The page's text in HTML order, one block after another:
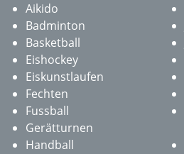
Aikido
Badminton
Basketball
Eishockey
Eiskunstlaufen
Fechten
Fussball
Gerätturnen
Handball